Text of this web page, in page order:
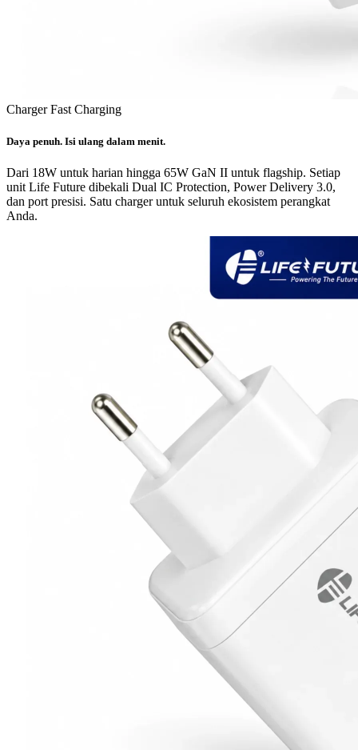
Charger Fast Charging
Daya penuh. Isi ulang dalam menit.
Dari 18W untuk harian hingga 65W GaN II untuk flagship. Setiap
unit Life Future dibekali Dual IC Protection, Power Delivery 3.0,
dan port presisi. Satu charger untuk seluruh ekosistem perangkat
Anda.